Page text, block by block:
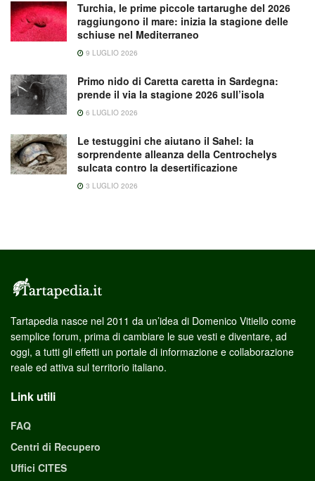
Turchia, le prime piccole tartarughe del 2026
raggiungono il mare: inizia la stagione delle
schiuse nel Mediterraneo
9 LUGLIO 2026
Primo nido di Caretta caretta in Sardegna:
prende il via la stagione 2026 sull’isola
6 LUGLIO 2026
Le testuggini che aiutano il Sahel: la
sorprendente alleanza della Centrochelys
sulcata contro la desertificazione
3 LUGLIO 2026
Tartapedia nasce nel 2011 da un’idea di Domenico Vitiello come
semplice forum, prima di cambiare le sue vesti e diventare, ad
oggi, a tutti gli effetti un portale di informazione e collaborazione
reale ed attiva sul territorio italiano.
Link utili
FAQ
Centri di Recupero
Uffici CITES